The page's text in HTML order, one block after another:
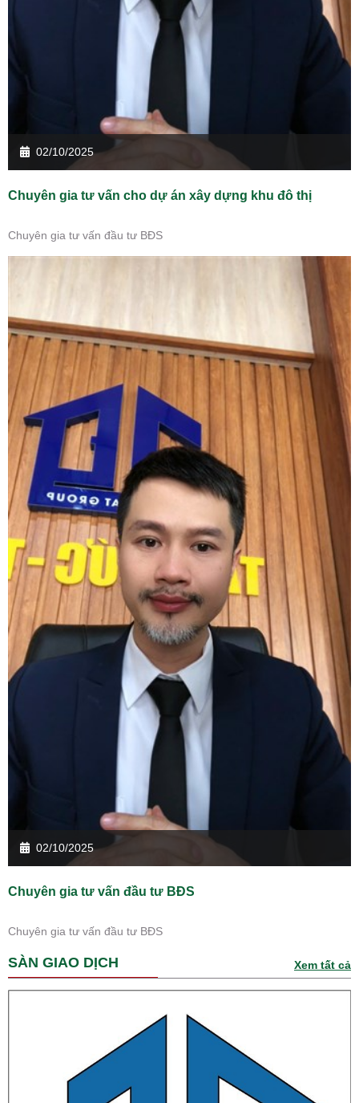
02/10/2025
Chuyên gia tư vấn cho dự án xây dựng khu đô thị
Chuyên gia tư vấn đầu tư BĐS
02/10/2025
Chuyên gia tư vấn đầu tư BĐS
Chuyên gia tư vấn đầu tư BĐS
SÀN GIAO DỊCH Xem tất cả